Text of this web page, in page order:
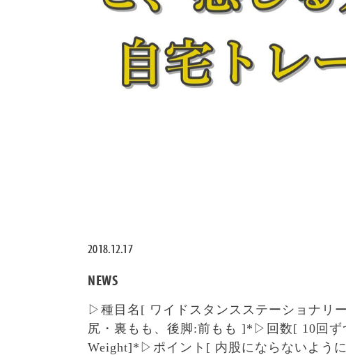
2018.12.17
NEWS
▷種目名[ ワイドスタンスステーショナリ
尻・裏もも、後脚:前もも ]*▷回数[ 10回
Weight]*▷ポイント[ 内股にならないよう